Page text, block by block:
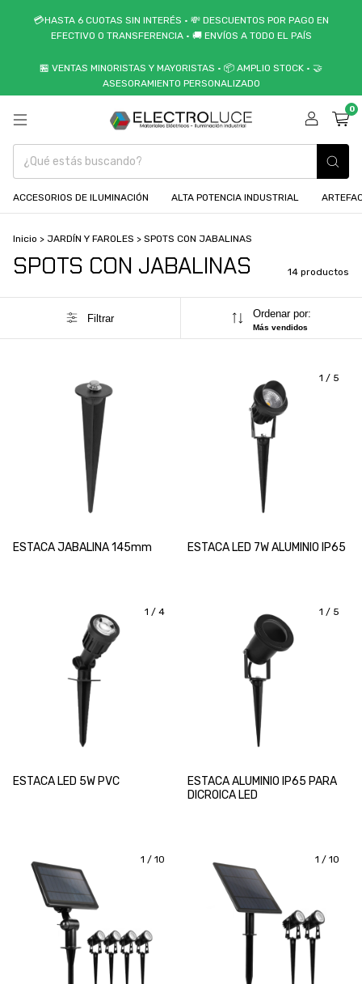
💳HASTA 6 CUOTAS SIN INTERÉS • 💸 DESCUENTOS POR PAGO EN
EFECTIVO O TRANSFERENCIA • 🚚 ENVÍOS A TODO EL PAÍS
🏪 VENTAS MINORISTAS Y MAYORISTAS • 📦 AMPLIO STOCK • 🤝
ASESORAMIENTO PERSONALIZADO
0
ACCESORIOS DE ILUMINACIÓN ALTA POTENCIA INDUSTRIAL
Inicio > JARDÍN Y FAROLES > SPOTS CON JABALINAS
SPOTS CON JABALINAS 14 productos
Filtrar Ordenar por:
Más vendidos
ESTACA JABALINA 145mm
1 / 5
ESTACA LED 7W ALUMINIO IP65
1 / 4
ESTACA LED 5W PVC
1 / 5
ESTACA ALUMINIO IP65 PARA
DICROICA LED
1 / 10 1 / 10